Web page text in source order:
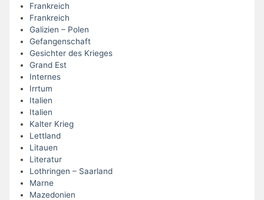
Frankreich
Frankreich
Galizien – Polen
Gefangenschaft
Gesichter des Krieges
Grand Est
Internes
Irrtum
Italien
Italien
Kalter Krieg
Lettland
Litauen
Literatur
Lothringen – Saarland
Marne
Mazedonien